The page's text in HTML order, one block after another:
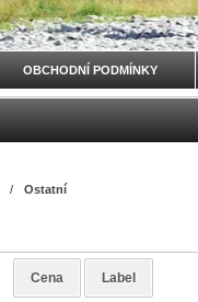
OBCHODNÍ PODMÍNKY
/ Ostatní
Cena Label